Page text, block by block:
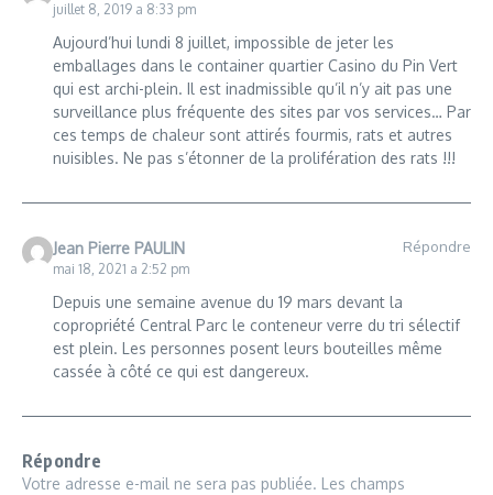
juillet 8, 2019 a 8:33 pm
Aujourd’hui lundi 8 juillet, impossible de jeter les
emballages dans le container quartier Casino du Pin Vert
qui est archi-plein. Il est inadmissible qu’il n’y ait pas une
surveillance plus fréquente des sites par vos services… Par
ces temps de chaleur sont attirés fourmis, rats et autres
nuisibles. Ne pas s’étonner de la prolifération des rats !!!
Jean Pierre PAULIN
mai 18, 2021 a 2:52 pm
Répondre
Depuis une semaine avenue du 19 mars devant la
copropriété Central Parc le conteneur verre du tri sélectif
est plein. Les personnes posent leurs bouteilles même
cassée à côté ce qui est dangereux.
Répondre
Votre adresse e-mail ne sera pas publiée. Les champs